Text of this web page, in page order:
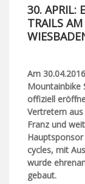
30. APRIL:
TRAILS AM
Am
Mountainbike
offiziell
Vertretern
Franz und
cycles, mit
wurde
gebaut.